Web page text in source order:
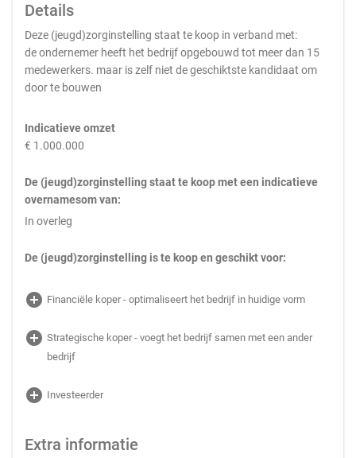
Details
Deze (jeugd)zorginstelling staat te koop in verband met:
de ondernemer heeft het bedrijf opgebouwd tot meer dan 15
medewerkers. maar is zelf niet de geschiktste kandidaat om
door te bouwen
Indicatieve omzet
€ 1.000.000
De (jeugd)zorginstelling staat te koop met een indicatieve
overnamesom van:
In overleg
De (jeugd)zorginstelling is te koop en geschikt voor:
add_circle Financiële koper - optimaliseert het bedrijf in huidige vorm
add_circle Strategische koper - voegt het bedrijf samen met een ander
bedrijf
add_circle Investeerder
Extra informatie